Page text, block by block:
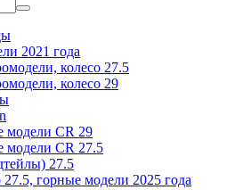
2021 года
колесо 27.5
колесо 29
модели CR 29
модели CR 27.5
27.5
27.5, горные модели 2025 года